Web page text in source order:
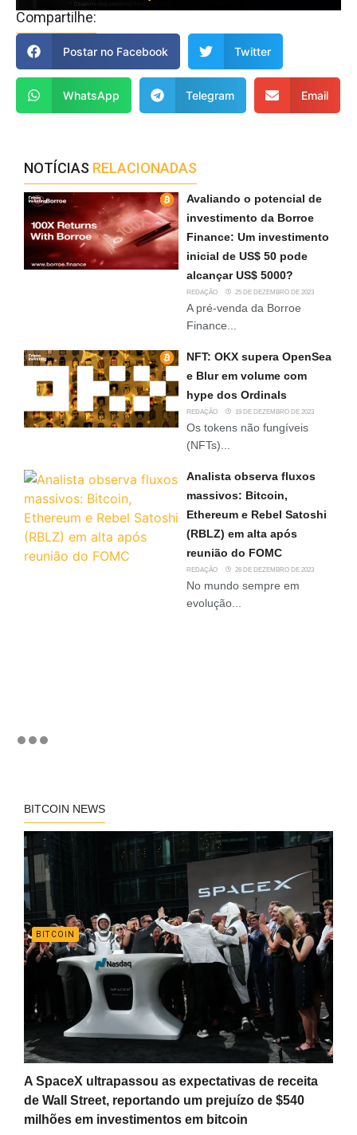
Compartilhe:
Postar no Facebook Twitter
WhatsApp Telegram Email
NOTÍCIAS RELACIONADAS
Avaliando o potencial de
investimento da Borroe
Finance: Um investimento
inicial de US$ 50 pode
alcançar US$ 5000?
REDAÇÃO 25 DE DEZEMBRO DE 2023
A pré-venda da Borroe
Finance...
NFT: OKX supera OpenSea
e Blur em volume com
hype dos Ordinals
REDAÇÃO 19 DE DEZEMBRO DE 2023
Os tokens não fungíveis
(NFTs)...
Analista observa fluxos
massivos: Bitcoin,
Ethereum e Rebel Satoshi
(RBLZ) em alta após
reunião do FOMC
REDAÇÃO 26 DE DEZEMBRO DE 2023
No mundo sempre em
evolução...
BITCOIN NEWS
BITCOIN
A SpaceX ultrapassou as expectativas de receita
de Wall Street, reportando um prejuízo de $540
milhões em investimentos em bitcoin